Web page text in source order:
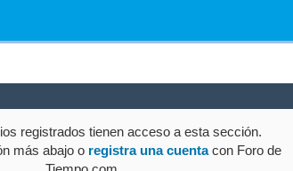
registrados tienen acceso a esta sección.
más abajo o registra una cuentacon Foro de